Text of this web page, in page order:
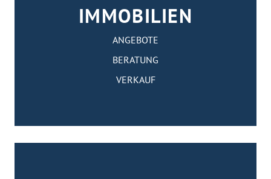
IMMOBILIEN
ANGEBOTE
BERATUNG
VERKAUF